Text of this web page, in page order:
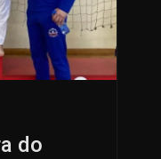
do